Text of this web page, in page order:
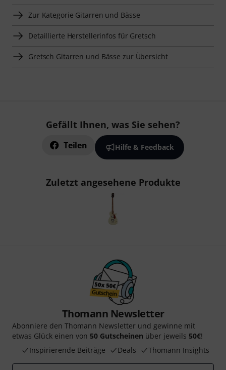
Zur Kategorie Gitarren und Bässe
Detaillierte Herstellerinfos für Gretsch
Gretsch Gitarren und Bässe zur Übersicht
Gefällt Ihnen, was Sie sehen?
Teilen Hilfe & Feedback
Zuletzt angesehene Produkte
Thomann Newsletter
Abonniere den Thomann Newsletter und gewinne mit
etwas Glück einen von 50 Gutscheinen über jeweils 50€!
Inspirierende Beiträge
Deals Thomann Insights